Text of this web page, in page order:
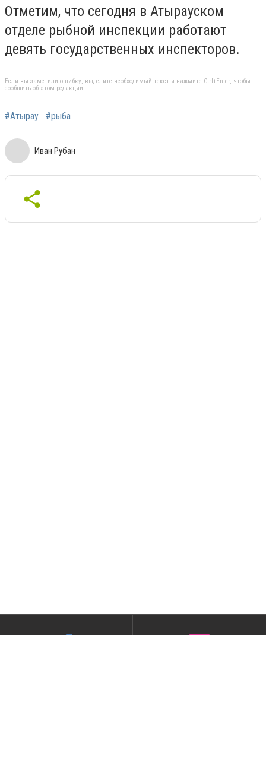
Отметим, что сегодня в Атырауском
отделе рыбной инспекции работают
девять государственных инспекторов.
Если вы заметили ошибку, выделите необходимый текст и нажмите Ctrl+Enter, чтобы
сообщить об этом редакции
#Атырау #рыба
Иван Рубан